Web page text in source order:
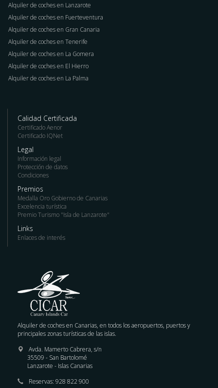
Alquiler de coches en Lanzarote
Alquiler de coches en Fuerteventura
Alquiler de coches en Gran Canaria
Alquiler de coches en Tenerife
Alquiler de coches en La Gomera
Alquiler de coches en El Hierro
Alquiler de coches en La Palma
Calidad Certificada
Certificado Aenor
Certificado IQNet
Legal
Información legal
Protección de datos
Condiciones
Premios
Medalla Oro Gobierno de Canarias
Excelencia turística
Premio Turismo "Isla de Lanzarote"
Links
Enlaces de interés
Alquiler de coches en Canarias, en todos los aeropuertos, puertos y
principales zonas turísticas de las islas.
Avda. Mamerto Cabrera, s/n
35509 - San Bartolomé
Lanzarote - Islas Canarias
Reservas: 928 822 900